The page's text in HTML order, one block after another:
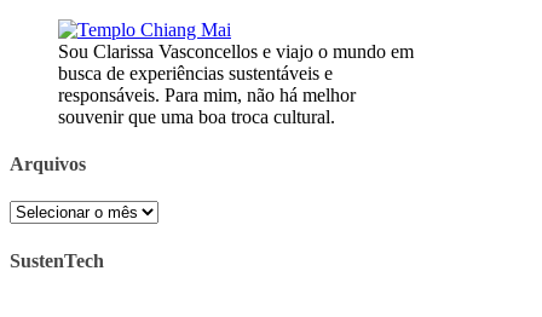
Sou Clarissa Vasconcellos e viajo o mundo em
busca de experiências sustentáveis e
responsáveis. Para mim, não há melhor
souvenir que uma boa troca cultural.
Arquivos
Arquivos
SustenTech